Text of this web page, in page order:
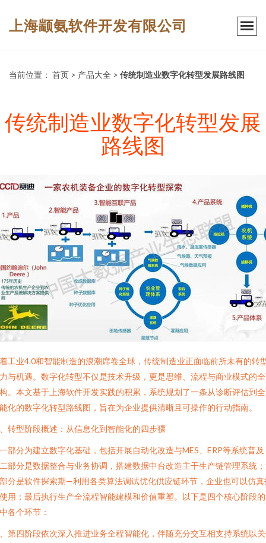
上海颛氨软件开发有限公司
当前位置： 首页 > 产品大全 > 传统制造业数字化转型发展路线图
传统制造业数字化转型发展
路线图
工业4.0和智能制造的浪潮席卷全球，传统制造业正面临前所未有的转
与机遇。数字化转型不仅是技术升级，更是思维、流程与商业模式的
。本文基于上海软件开发实践的积累，系统规划了一条从诊断评估到
化的数字化转型路线图，旨在为企业提供清晰且可操作的行动指南。
转型阶段概述：从信息化到智能化的四步骤
部分为建立数字化基础，包括开展自动化改造与MES、ERP等系统普及
部分是数据整合与业务协调，搭建数据中台改造主干生产链管理系统
分是软件探索期—利用各类算法调试优化供应链环节，企业也可以仿真
用；最后执行生产全流程智能建模和价值重塑。以下是四个核心阶段
各个环节：
第四阶段依次深入推进业务全程智能化，伴随充分交互相支持系统以